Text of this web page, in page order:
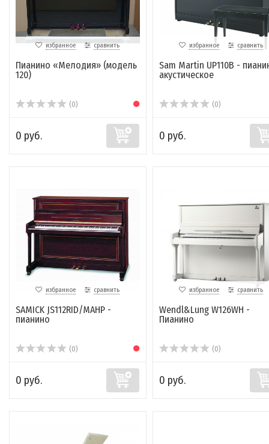
избранное сравнить
Пианино «Мелодия» (модель
120)
(0)
0 руб.
избранное сравнить
Sam Martin UP110B -
акустическое
(0)
0 руб.
избранное сравнить
SAMICK JS112RID/MAHP -
пианино
(0)
0 руб.
избранное сравнить
Wendl&Lung W126WH -
Пианино
(0)
0 руб.